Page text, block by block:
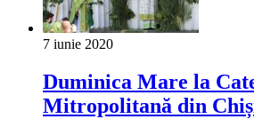
7 iunie 2020
Duminica Mare la
Mitropolitană din